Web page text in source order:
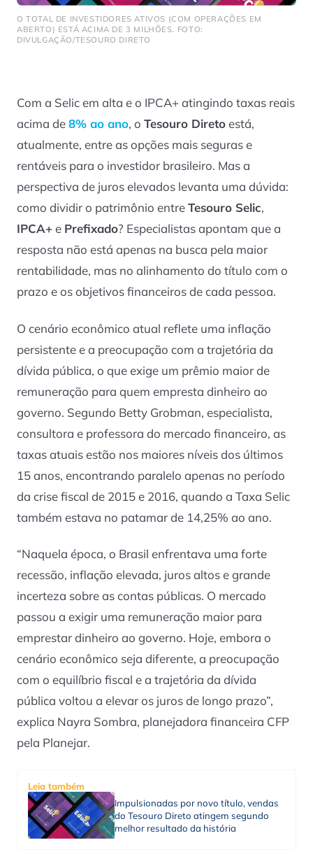
O TOTAL DE INVESTIDORES ATIVOS (COM OPERAÇÕES EM
ABERTO) ESTÁ ACIMA DE 3 MILHÕES. FOTO:
DIVULGAÇÃO/TESOURO DIRETO
Com a Selic em alta e o IPCA+ atingindo taxas reais
acima de8% ao ano, o Tesouro Diretoestá,
atualmente, entre as opções mais seguras e
rentáveis para o investidor brasileiro. Mas a
perspectiva de juros elevados levanta uma dúvida:
como dividir o patrimônio entreTesouro Selic,
IPCA+e Prefixado? Especialistas apontam que a
resposta não está apenas na busca pela maior
rentabilidade, mas no alinhamento do título com o
prazo e os objetivos financeiros de cada pessoa.
O cenário econômico atual reflete uma inflação
persistente e a preocupação com a trajetória da
dívida pública, o que exige um prêmio maior de
remuneração para quem empresta dinheiro ao
governo. Segundo Betty Grobman, especialista,
consultora e professora do mercado financeiro, as
taxas atuais estão nos maiores níveis dos últimos
15 anos, encontrando paralelo apenas no período
da crise fiscal de 2015 e 2016, quando a Taxa Selic
também estava no patamar de 14,25% ao ano.
“Naquela época, o Brasil enfrentava uma forte
recessão, inflação elevada, juros altos e grande
incerteza sobre as contas públicas. O mercado
passou a exigir uma remuneração maior para
emprestar dinheiro ao governo. Hoje, embora o
cenário econômico seja diferente, a preocupação
com o equilíbrio fiscal e a trajetória da dívida
pública voltou a elevar os juros de longo prazo”,
explica Nayra Sombra, planejadora financeira CFP
pela Planejar.
Leia também
Impulsionadas por novo título, vendas
do Tesouro Direto atingem segundo
melhor resultado da história